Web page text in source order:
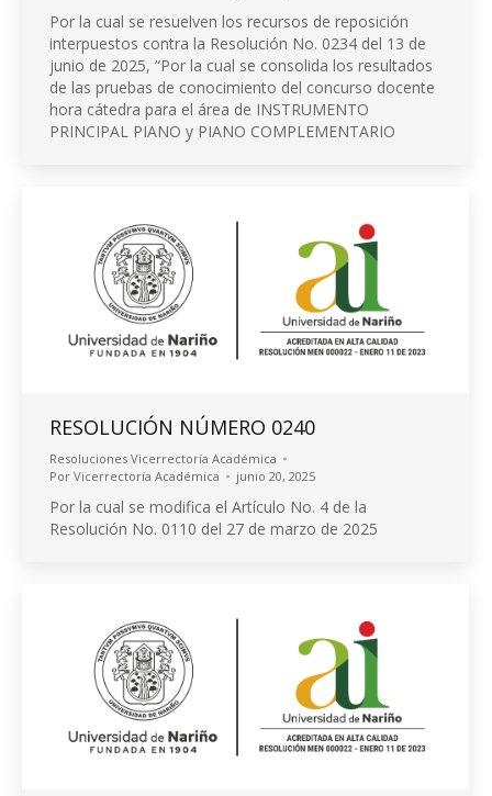
Por la cual se resuelven los recursos de reposición
interpuestos contra la Resolución No. 0234 del 13 de
junio de 2025, “Por la cual se consolida los resultados
de las pruebas de conocimiento del concurso docente
hora cátedra para el área de INSTRUMENTO
PRINCIPAL PIANO y PIANO COMPLEMENTARIO
RESOLUCIÓN NÚMERO 0240
Resoluciones Vicerrectoría Académica
Por Vicerrectoría Académica junio 20, 2025
Por la cual se modifica el Artículo No. 4 de la
Resolución No. 0110 del 27 de marzo de 2025